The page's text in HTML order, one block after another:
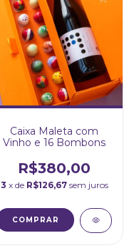
Caixa Maleta com
Vinho e 16 Bombons
R$380,00
3 x de R$126,67sem juros
COMPRAR